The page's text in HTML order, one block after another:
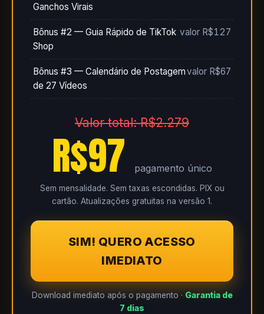
Ganchos Virais
Bônus #2 — Guia Rápido de TikTok
Shop
valor R$127
Bônus #3 — Calendário de Postagem
de 27 Vídeos
valor R$67
Valor total: R$2.279
R$97 pagamento único
Sem mensalidade. Sem taxas escondidas. PIX ou
cartão. Atualizações gratuitas na versão 1.
SIM! QUERO ACESSO
IMEDIATO
Download imediato após o pagamento · Garantia de
7 dias